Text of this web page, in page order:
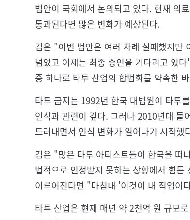
법안이 국회에서 논의되고 있다. 현재 의
통과된다면 많은 변화가 예상된다.
김은 "이번 법안은 여러 차례 실패했지만
넘었고 이제는 최종 승인을 기다리고 있
중 하나로 타투 산업의 합법화를 약속한
타투 금지는 1992년 한국 대법원이 타투
인식과 관련이 깊다. 그러나 2010년대 들
드러내면서 인식 변화가 일어나기 시작했
김은 "많은 타투 아티스트들이 한국을 떠
법적으로 인정받지 못하는 상황에서 힘
이루어진다면 "마침내 '이것이 내 직업이
타투 산업은 현재 매년 약 2천억 원 규모